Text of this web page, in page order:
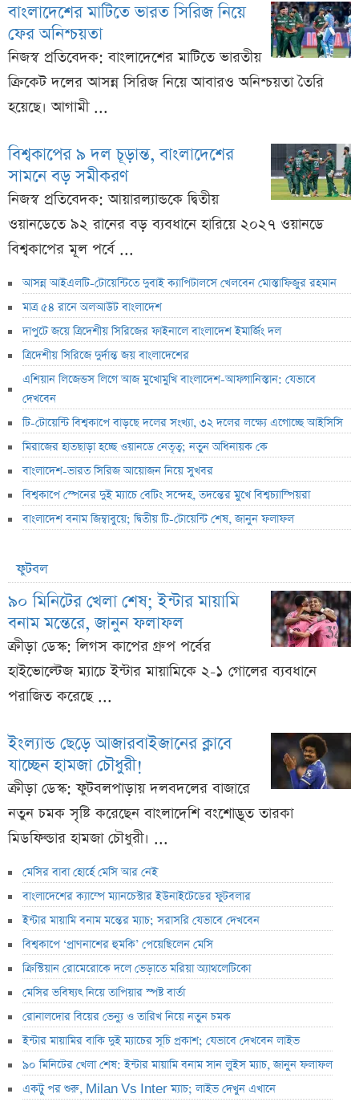
বাংলাদেশের মাটিতে ভারত সিরিজ নিয়ে
ফের অনিশ্চয়তা
নিজস্ব প্রতিবেদক: বাংলাদেশের মাটিতে ভারতীয়
ক্রিকেট দলের আসন্ন সিরিজ নিয়ে আবারও অনিশ্চয়তা তৈরি
হয়েছে। আগামী ...
বিশ্বকাপের ৯ দল চূড়ান্ত, বাংলাদেশের
সামনে বড় সমীকরণ
নিজস্ব প্রতিবেদক: আয়ারল্যান্ডকে দ্বিতীয়
ওয়ানডেতে ৯২ রানের বড় ব্যবধানে হারিয়ে ২০২৭ ওয়ানডে
বিশ্বকাপের মূল পর্বে ...
আসন্ন আইএলটি-টোয়েন্টিতে দুবাই ক্যাপিটালসে খেলবেন মোস্তাফিজুর রহমান
মাত্র ৫৪ রানে অলআউট বাংলাদেশ
দাপুটে জয়ে ত্রিদেশীয় সিরিজের ফাইনালে বাংলাদেশ ইমার্জিং দল
ত্রিদেশীয় সিরিজে দুর্দান্ত জয় বাংলাদেশের
এশিয়ান লিজেন্ডস লিগে আজ মুখোমুখি বাংলাদেশ-আফগানিস্তান: যেভাবে
দেখবেন
টি-টোয়েন্টি বিশ্বকাপে বাড়ছে দলের সংখ্যা, ৩২ দলের লক্ষ্যে এগোচ্ছে আইসিসি
মিরাজের হাতছাড়া হচ্ছে ওয়ানডে নেতৃত্ব; নতুন অধিনায়ক কে
বাংলাদেশ-ভারত সিরিজ আয়োজন নিয়ে সুখবর
বিশ্বকাপে স্পেনের দুই ম্যাচে বেটিং সন্দেহ, তদন্তের মুখে বিশ্বচ্যাম্পিয়রা
বাংলাদেশ বনাম জিম্বাবুয়ে; দ্বিতীয় টি-টোয়েন্টি শেষ, জানুন ফলাফল
ফুটবল
৯০ মিনিটের খেলা শেষ; ইন্টার মায়ামি
বনাম মন্তেরে, জানুন ফলাফল
ক্রীড়া ডেস্ক: লিগস কাপের গ্রুপ পর্বের
হাইভোল্টেজ ম্যাচে ইন্টার মায়ামিকে ২-১ গোলের ব্যবধানে
পরাজিত করেছে ...
ইংল্যান্ড ছেড়ে আজারবাইজানের ক্লাবে
যাচ্ছেন হামজা চৌধুরী!
ক্রীড়া ডেস্ক: ফুটবলপাড়ায় দলবদলের বাজারে
নতুন চমক সৃষ্টি করেছেন বাংলাদেশি বংশোদ্ভূত তারকা
মিডফিল্ডার হামজা চৌধুরী। ...
মেসির বাবা হোর্হে মেসি আর নেই
বাংলাদেশের ক্যাম্পে ম্যানচেস্টার ইউনাইটেডের ফুটবলার
ইন্টার মায়ামি বনাম মন্তের ম্যাচ; সরাসরি যেভাবে দেখবেন
বিশ্বকাপে ‘প্রাণনাশের হুমকি’ পেয়েছিলেন মেসি
ক্রিস্টিয়ান রোমেরোকে দলে ভেড়াতে মরিয়া অ্যাথলেটিকো
মেসির ভবিষ্যৎ নিয়ে তাপিয়ার স্পষ্ট বার্তা
রোনালদোর বিয়ের ভেন্যু ও তারিখ নিয়ে নতুন চমক
ইন্টার মায়ামির বাকি দুই ম্যাচের সূচি প্রকাশ; যেভাবে দেখবেন লাইভ
৯০ মিনিটের খেলা শেষ: ইন্টার মায়ামি বনাম সান লুইস ম্যাচ, জানুন ফলাফল
একটু পর শুরু, Milan Vs Inter ম্যাচ; লাইভ দেখুন এখানে